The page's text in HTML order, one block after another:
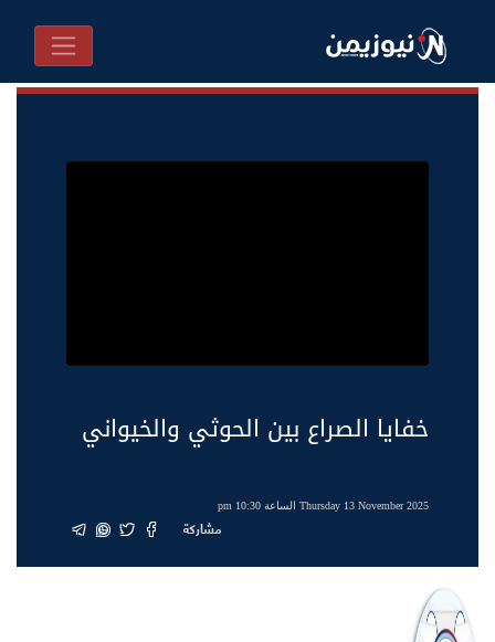
خفايا الصراع بين الحوثي والخيواني
Thursday 13 November 2025 الساعة 10:30 pm
مشاركة